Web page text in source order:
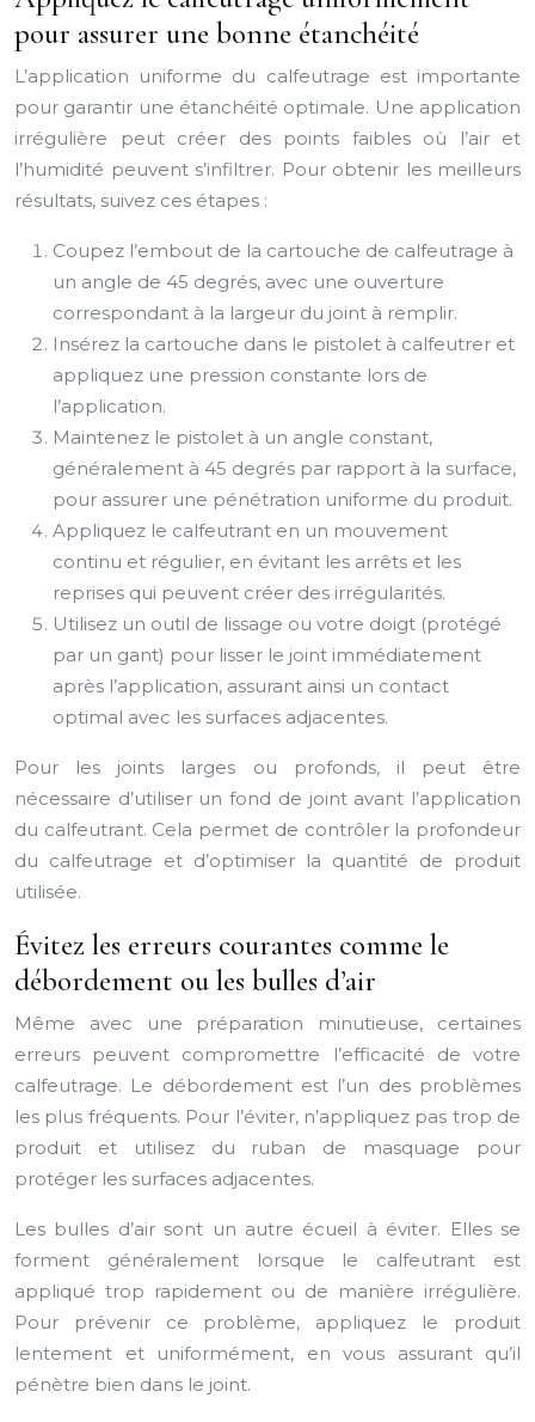
pour assurer une bonne étanchéité
L’application uniforme du calfeutrage est importante
pour garantir une étanchéité optimale. Une application
irrégulière peut créer des points faibles où l’air et
l’humidité peuvent s’infiltrer. Pour obtenir les meilleurs
résultats, suivez ces étapes :
Coupez l’embout de la cartouche de calfeutrage à
un angle de 45 degrés, avec une ouverture
correspondant à la largeur du joint à remplir.
Insérez la cartouche dans le pistolet à calfeutrer et
appliquez une pression constante lors de
l’application.
Maintenez le pistolet à un angle constant,
généralement à 45 degrés par rapport à la surface,
pour assurer une pénétration uniforme du produit.
Appliquez le calfeutrant en un mouvement
continu et régulier, en évitant les arrêts et les
reprises qui peuvent créer des irrégularités.
Utilisez un outil de lissage ou votre doigt (protégé
par un gant) pour lisser le joint immédiatement
après l’application, assurant ainsi un contact
optimal avec les surfaces adjacentes.
Pour les joints larges ou profonds, il peut être
nécessaire d’utiliser un fond de joint avant l’application
du calfeutrant. Cela permet de contrôler la profondeur
du calfeutrage et d’optimiser la quantité de produit
utilisée.
Évitez les erreurs courantes comme le
débordement ou les bulles d’air
Même avec une préparation minutieuse, certaines
erreurs peuvent compromettre l’efficacité de votre
calfeutrage. Le débordement est l’un des problèmes
les plus fréquents. Pour l’éviter, n’appliquez pas trop de
produit et utilisez du ruban de masquage pour
protéger les surfaces adjacentes.
Les bulles d’air sont un autre écueil à éviter. Elles se
forment généralement lorsque le calfeutrant est
appliqué trop rapidement ou de manière irrégulière.
Pour prévenir ce problème, appliquez le produit
lentement et uniformément, en vous assurant qu’il
pénètre bien dans le joint.